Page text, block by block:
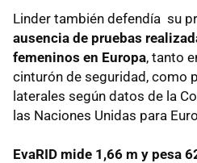
Linder también defendía su
ausencia de pruebas
femeninos en Europa, tanto
cinturón de seguridad, como
laterales según datos de la
las Naciones Unidas para
EvaRID mide 1,66 m y pesa